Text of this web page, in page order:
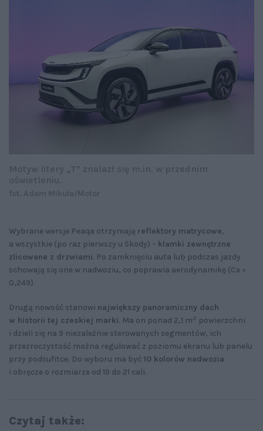
Wybrane wersje Peaqa otrzymają reflektory matrycowe,
a wszystkie (po raz pierwszy u Skody) – klamki zewnętrzne
zlicowane z drzwiami. Po zamknięciu auta lub podczas jazdy
schowają się one w nadwoziu, co poprawia aerodynamikę (Cx =
0,249).
Drugą nowość stanowi największy panoramiczny dach
w historii tej czeskiej marki. Ma on ponad 2,1 m2 powierzchni
i dzieli się na 9 niezależnie sterowanych segmentów, ich
przezroczystość można regulować z poziomu ekranu lub panelu
przy podsufitce. Do wyboru ma być 10 kolorów nadwozia
i obręcze o rozmiarze od 19 do 21 cali.
Czytaj także: